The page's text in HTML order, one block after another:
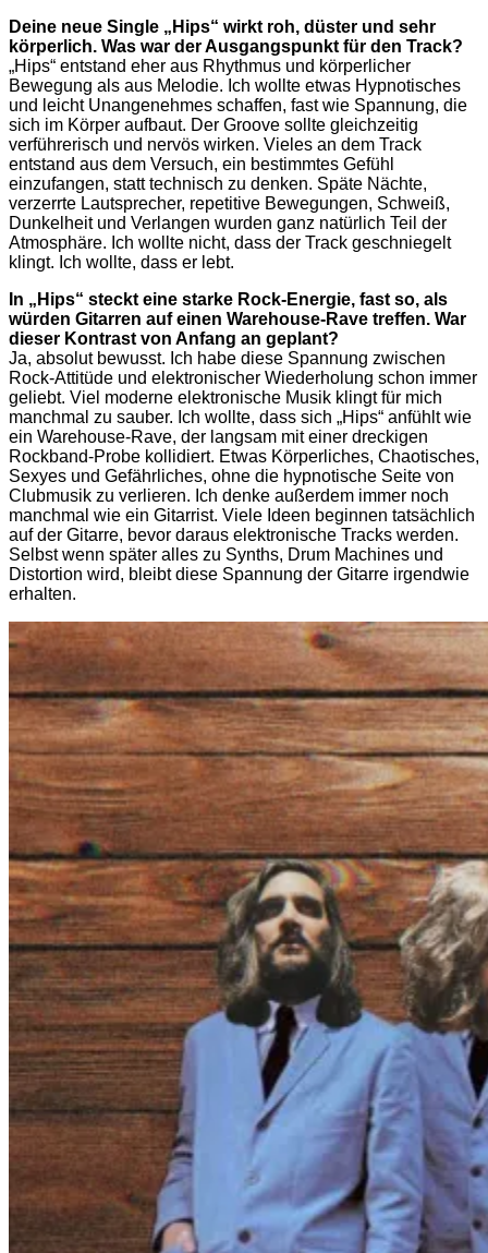
Deine neue Single „Hips“ wirkt roh, düster und sehr
körperlich. Was war der Ausgangspunkt für den Track?
„Hips“ entstand eher aus Rhythmus und körperlicher
Bewegung als aus Melodie. Ich wollte etwas Hypnotisches
und leicht Unangenehmes schaffen, fast wie Spannung, die
sich im Körper aufbaut. Der Groove sollte gleichzeitig
verführerisch und nervös wirken. Vieles an dem Track
entstand aus dem Versuch, ein bestimmtes Gefühl
einzufangen, statt technisch zu denken. Späte Nächte,
verzerrte Lautsprecher, repetitive Bewegungen, Schweiß,
Dunkelheit und Verlangen wurden ganz natürlich Teil der
Atmosphäre. Ich wollte nicht, dass der Track geschniegelt
klingt. Ich wollte, dass er lebt.
In „Hips“ steckt eine starke Rock-Energie, fast so, als
würden Gitarren auf einen Warehouse-Rave treffen. War
dieser Kontrast von Anfang an geplant?
Ja, absolut bewusst. Ich habe diese Spannung zwischen
Rock-Attitüde und elektronischer Wiederholung schon immer
geliebt. Viel moderne elektronische Musik klingt für mich
manchmal zu sauber. Ich wollte, dass sich „Hips“ anfühlt wie
ein Warehouse-Rave, der langsam mit einer dreckigen
Rockband-Probe kollidiert. Etwas Körperliches, Chaotisches,
Sexyes und Gefährliches, ohne die hypnotische Seite von
Clubmusik zu verlieren. Ich denke außerdem immer noch
manchmal wie ein Gitarrist. Viele Ideen beginnen tatsächlich
auf der Gitarre, bevor daraus elektronische Tracks werden.
Selbst wenn später alles zu Synths, Drum Machines und
Distortion wird, bleibt diese Spannung der Gitarre irgendwie
erhalten.